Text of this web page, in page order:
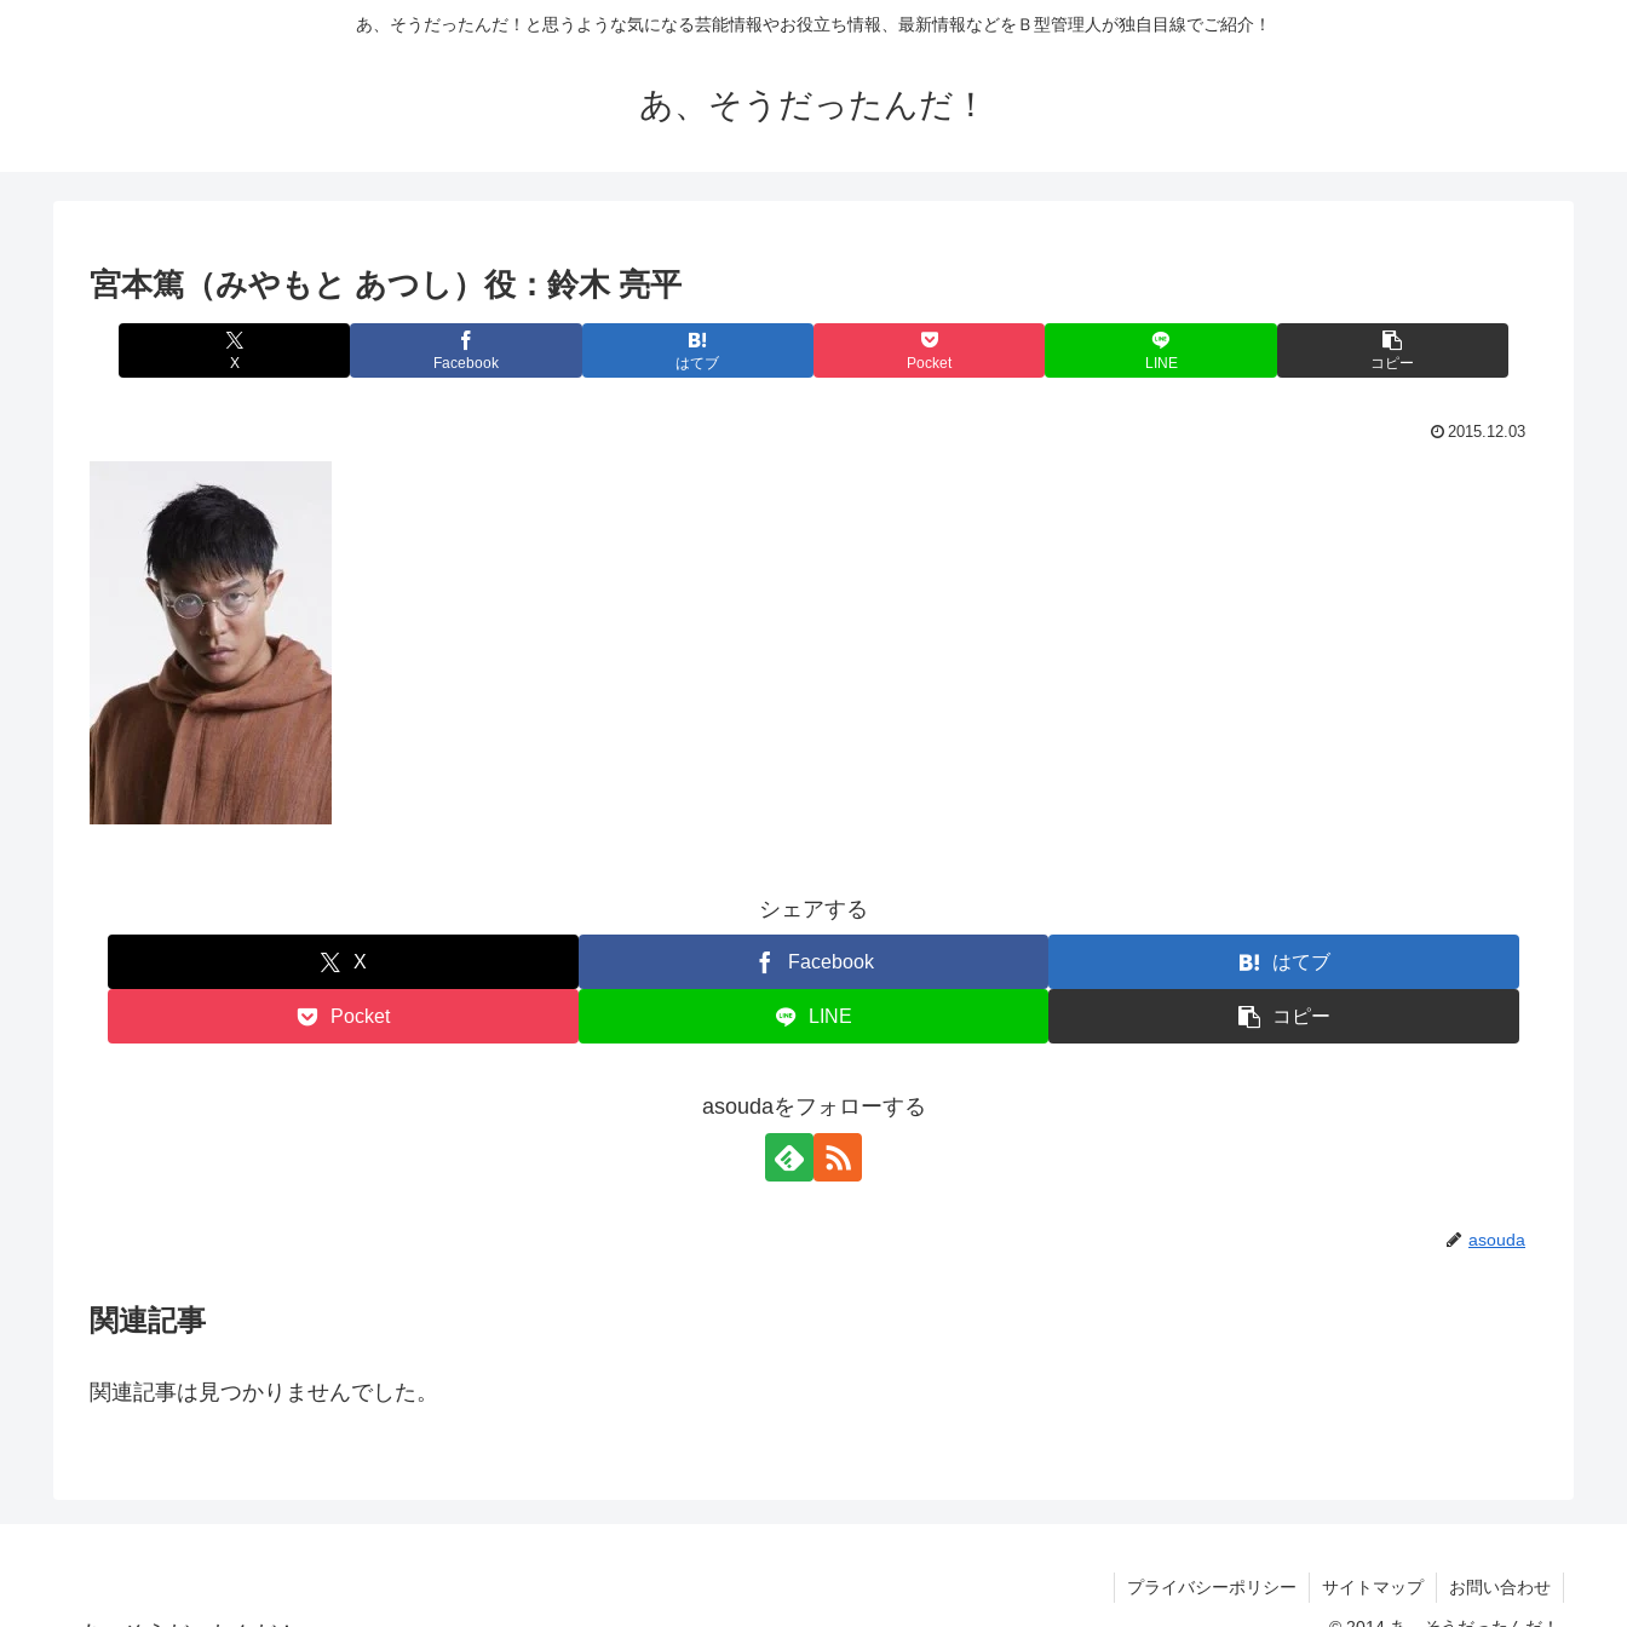
あ、そうだったんだ！と思うような気になる芸能情報やお役立ち情報、最新情報などをＢ型管理人が独自目線でご紹介！
あ、そうだったんだ！
宮本篤（みやもと あつし）役：鈴木 亮平
X Facebook はてブ Pocket LINE コピー
2015.12.03
シェアする
X Facebook はてブ
Pocket LINE コピー
asoudaをフォローする
asouda
関連記事
関連記事は見つかりませんでした。
プライバシーポリシー サイトマップ お問い合わせ